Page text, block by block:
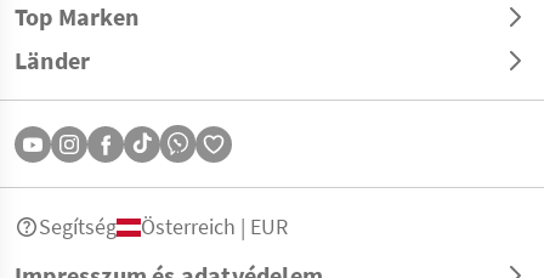
Top Marken
Länder
Segítség Österreich | EUR